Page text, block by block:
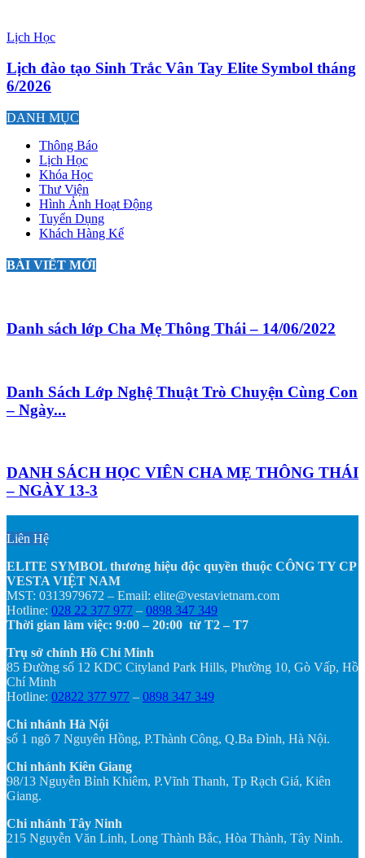
Lịch Học
Lịch đào tạo Sinh Trắc Vân Tay Elite Symbol tháng
6/2026
DANH MỤC
Thông Báo
Lịch Học
Khóa Học
Thư Viện
Hình Ảnh Hoạt Động
Tuyển Dụng
Khách Hàng Kể
BÀI VIẾT MỚI
Danh sách lớp Cha Mẹ Thông Thái – 14/06/2022
Danh Sách Lớp Nghệ Thuật Trò Chuyện Cùng Con
– Ngày...
DANH SÁCH HỌC VIÊN CHA MẸ THÔNG THÁI
– NGÀY 13-3
Liên Hệ
ELITE SYMBOL thương hiệu độc quyền thuộc CÔNG TY CP
VESTA VIỆT NAM
MST: 0313979672 – Email: elite@vestavietnam.com
Hotline: 028 22 377 977 – 0898 347 349
Thời gian làm việc: 9:00 – 20:00 từ T2 – T7
Trụ sở chính Hồ Chí Minh
85 Đường số 12 KDC Cityland Park Hills, Phường 10, Gò Vấp, Hồ
Chí Minh
Hotline: 02822 377 977 – 0898 347 349
Chi nhánh Hà Nội
số 1 ngõ 7 Nguyên Hồng, P.Thành Công, Q.Ba Đình, Hà Nội.
Chi nhánh Kiên Giang
98/13 Nguyễn Bỉnh Khiêm, P.Vĩnh Thanh, Tp Rạch Giá, Kiên
Giang.
Chi nhánh Tây Ninh
215 Nguyễn Văn Linh, Long Thành Bắc, Hòa Thành, Tây Ninh.